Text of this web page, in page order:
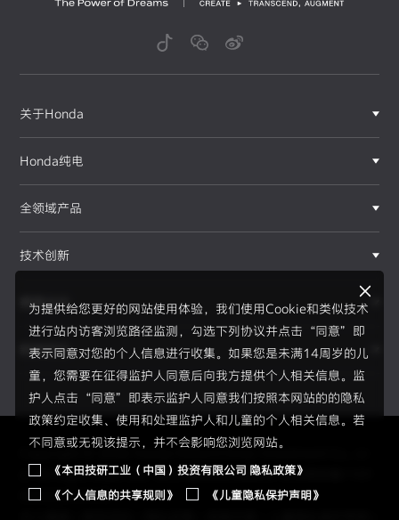
为提供给您更好的网站使用体验，我们使用Cookie和类似技术
进行站内访客浏览路径监测，勾选下列协议并点击“同意”即
表示同意对您的个人信息进行收集。如果您是未满14周岁的儿
童，您需要在征得监护人同意后向我方提供个人相关信息。监
护人点击“同意”即表示监护人同意我们按照本网站的的隐私
政策约定收集、使用和处理监护人和儿童的个人相关信息。若
不同意或无视该提示，并不会影响您浏览网站。
《本田技研工业（中国）投资有限公司 隐私政策》
《个人信息的共享规则》
《儿童隐私保护声明》
关于Honda
Honda纯电
全领域产品
技术创新
赛事运动
新闻资讯
Copyright © 2026 Honda Motor(China) Investment Co., Lt
d. All Right Reserved.京ICP备05023886号 京公网安备1101
0502034595号
F1®赛事